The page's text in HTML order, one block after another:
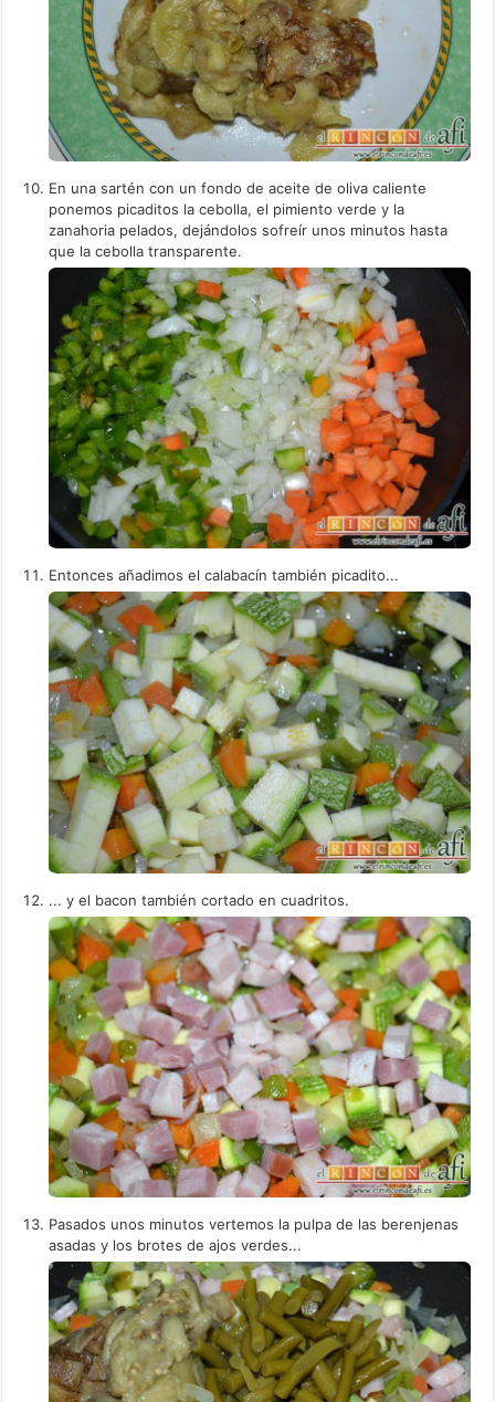
En una sartén con un fondo de aceite de oliva caliente
ponemos picaditos la cebolla, el pimiento verde y la
zanahoria pelados, dejándolos sofreír unos minutos hasta
que la cebolla transparente.
Entonces añadimos el calabacín también picadito...
... y el bacon también cortado en cuadritos.
Pasados unos minutos vertemos la pulpa de las berenjenas
asadas y los brotes de ajos verdes...